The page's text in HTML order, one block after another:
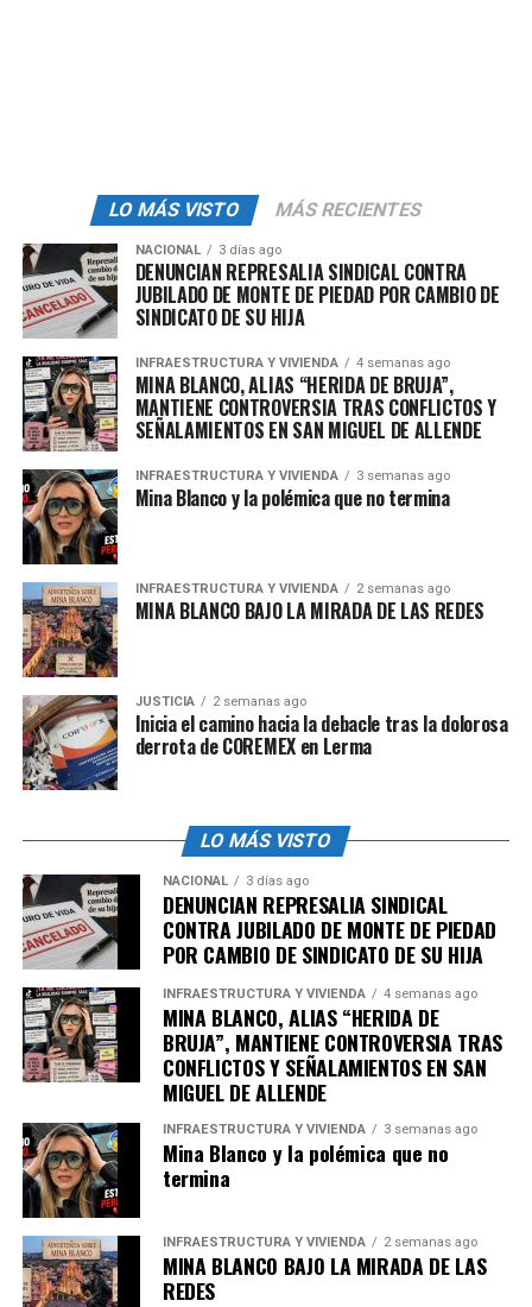
destino a Canadá si están en posesión de unavisa de
entrada al país.
“La relajación de las políticas de visados presenta
riesgos al permitir vacíos legales utilizados por grupos
criminales, lo que supone una grave preocupación para
la seguridad de Quebec y Canadá”, dijo Legault.
El año pasado, Washington también solicitó a Ottawa
que volviese a requerir
mexicanos
al considerar que muchos ciudadanos de
México llegan a Canadá para luego viajar a Estados
Unidos.
admin
LO MÁS VISTO MÁS RECIENTES
NACIONAL 3 días ago
DENUNCIAN REPRESALIA SINDICAL CONTRA
JUBILADO DE MONTE DE PIEDAD POR CAMBIO DE
SINDICATO DE SU HIJA
INFRAESTRUCTURA Y VIVIENDA 4 semanas ago
MINA BLANCO, ALIAS “HERIDA DE BRUJA”,
MANTIENE CONTROVERSIA TRAS CONFLICTOS Y
SEÑALAMIENTOS EN SAN MIGUEL DE ALLENDE
INFRAESTRUCTURA Y VIVIENDA 3 semanas ago
Mina Blanco y la polémica que no termina
INFRAESTRUCTURA Y VIVIENDA 2 semanas ago
MINA BLANCO BAJO LA MIRADA DE LAS REDES
JUSTICIA 2 semanas ago
Inicia el camino hacia la debacle tras la dolorosa
derrota de COREMEX en Lerma
LO MÁS VISTO
NACIONAL 3 días ago
DENUNCIAN REPRESALIA SINDICAL
CONTRA JUBILADO DE MONTE DE PIEDAD
POR CAMBIO DE SINDICATO DE SU HIJA
INFRAESTRUCTURA Y VIVIENDA 4 semanas ago
MINA BLANCO, ALIAS “HERIDA DE
BRUJA”, MANTIENE CONTROVERSIA TRAS
CONFLICTOS Y SEÑALAMIENTOS EN SAN
MIGUEL DE ALLENDE
INFRAESTRUCTURA Y VIVIENDA 3 semanas ago
Mina Blanco y la polémica que no
termina
INFRAESTRUCTURA Y VIVIENDA 2 semanas ago
MINA BLANCO BAJO LA MIRADA DE LAS
REDES